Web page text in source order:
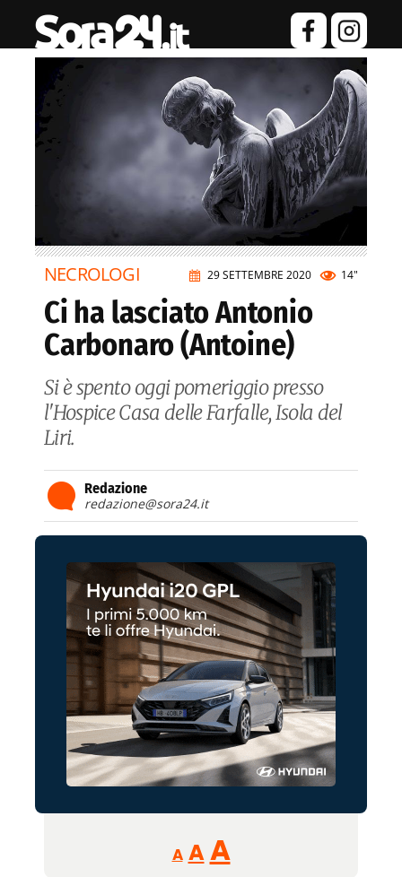
29 SETTEMBRE 2020 14"
NECROLOGI
Ci ha lasciato Antonio
Carbonaro (Antoine)
Si è spento oggi pomeriggio presso
l'Hospice Casa delle Farfalle, Isola del
Liri.
Redazione
redazione@sora24.it
A
Reducir
tamaño
A Restablecer
AAumentar